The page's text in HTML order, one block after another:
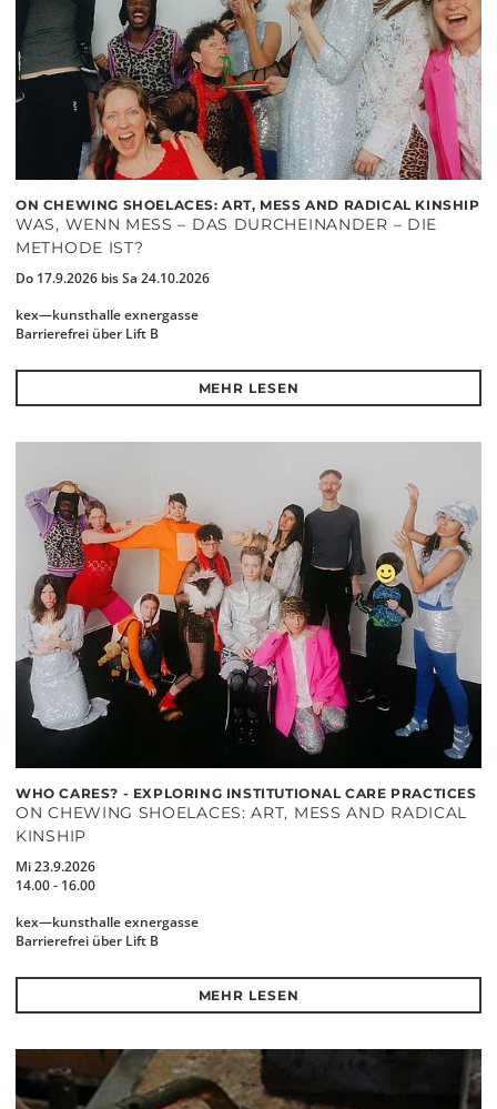
ON CHEWING SHOELACES: ART, MESS AND RADICAL KINSHIP
WAS, WENN MESS – DAS DURCHEINANDER – DIE
METHODE IST?
Do 17.9.2026 bis Sa 24.10.2026
kex—kunsthalle exnergasse
Barrierefrei über Lift B
MEHR LESEN
WHO CARES? - EXPLORING INSTITUTIONAL CARE PRACTICES
ON CHEWING SHOELACES: ART, MESS AND RADICAL
KINSHIP
Mi 23.9.2026
14.00 - 16.00
kex—kunsthalle exnergasse
Barrierefrei über Lift B
MEHR LESEN